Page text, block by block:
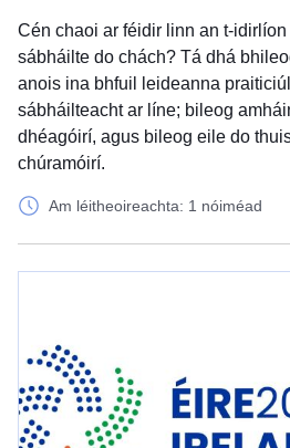
Cén chaoi ar féidir linn an t-
sábháilte do chách? Tá dhá
anois ina bhfuil leideanna
sábháilteacht ar líne; bileog
dhéagóirí, agus bileog eile do
chúramóirí.
Am léitheoireachta: 1 nóiméad